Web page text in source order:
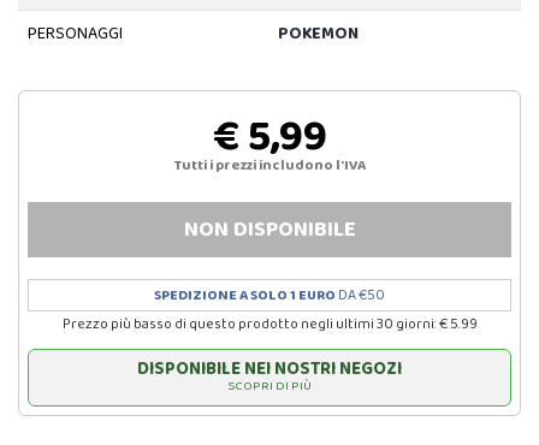
PERSONAGGI
POKEMON
€ 5,99
Tutti i prezzi includono l'IVA
NON DISPONIBILE
SPEDIZIONE A SOLO 1 EURO DA €50
Prezzo più basso di questo prodotto negli ultimi 30 giorni: € 5.99
DISPONIBILE NEI NOSTRI NEGOZI
SCOPRI DI PIÙ